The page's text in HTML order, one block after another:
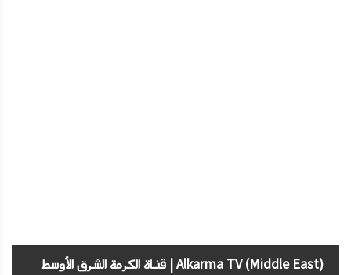
Alkarma TV (Middle East) | قناة الكرمة الشرق الأوسط